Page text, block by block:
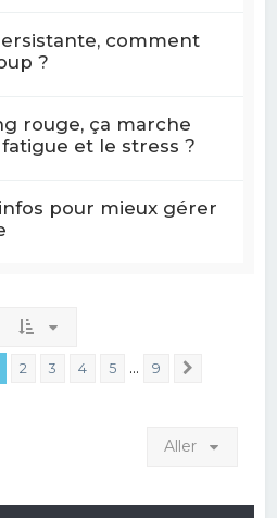
comment
?
rouge, ça marche
et le stress ?
pour mieux gérer
sur 9
2 3 4 5 … 9
Aller